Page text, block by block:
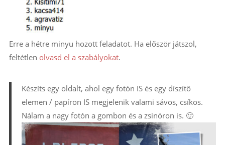
Erre a hétre minyu hozott feladatot. Ha először játszol,
feltétlen olvasd el a szabályokat.
Készíts egy oldalt, ahol egy fotón IS és egy díszítő
elemen / papíron IS megjelenik valami sávos, csíkos.
Nálam a nagy fotón a gombon és a zsinóron is. 🙂